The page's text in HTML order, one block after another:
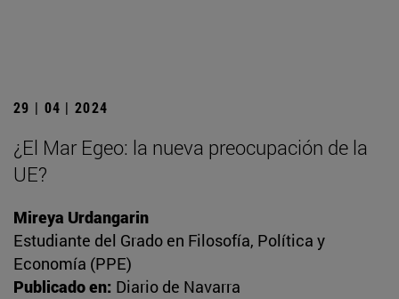
29 | 04 | 2024
¿El Mar Egeo: la nueva preocupación de la
UE?
Mireya Urdangarin
Estudiante del Grado en Filosofía, Política y
Economía (PPE)
Publicado en: Diario de Navarra